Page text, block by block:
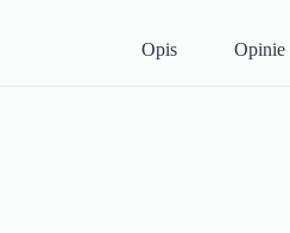
Opis Opinie